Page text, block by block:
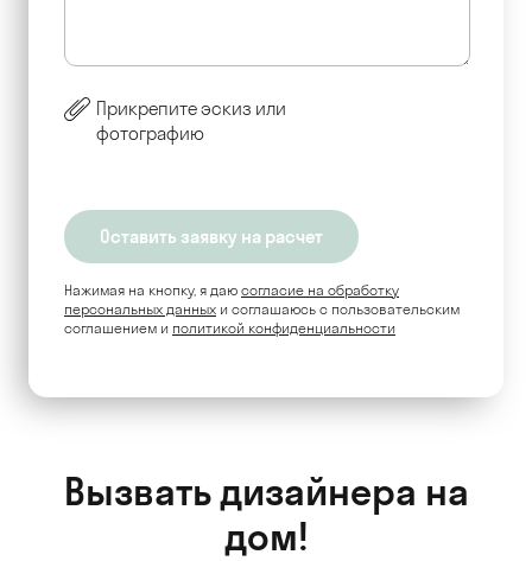
Прикрепите эскиз или
фотографию
Нажимая на кнопку, я даю согласие на обработку
персональных данных и соглашаюсь c пользовательским
соглашением и политикой конфиденциальности
Вызвать дизайнера на
дом!